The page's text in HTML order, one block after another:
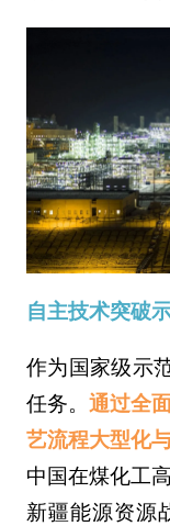
自主技术突破
作为国家级示
任务。 通过全
艺流程大型化
中国在煤化工
新疆能源资源